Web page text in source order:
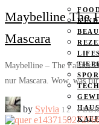
Maybelline The
Mascara
Maybelline – The Falsies
nur Mascara. Wow, was
by Sylvia 12.